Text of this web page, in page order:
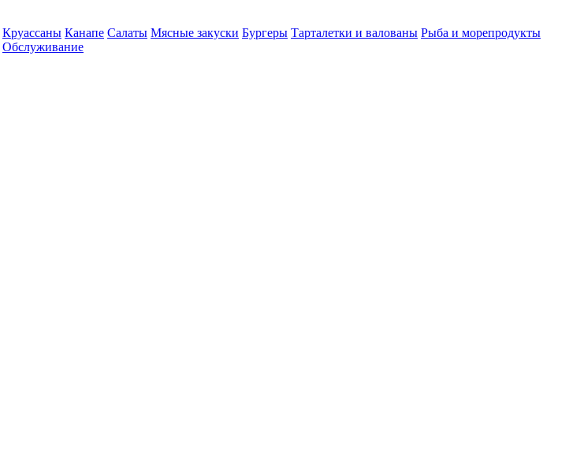
Круассаны Канапе Салаты Мясные закуски Бургеры Тарталетки и валованы Рыба и морепродукты
Обслуживание